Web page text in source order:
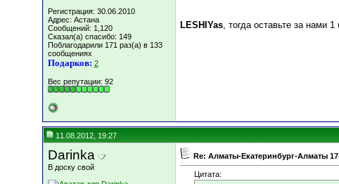
Регистрация: 30.06.2010
Адрес: Астана
Сообщений: 1,120
Сказал(а) спасибо: 149
Поблагодарили 171 раз(а) в 133
сообщениях
Подарков: 2
Вес репутации: 92
LESHIYas, тогда оставьте за нами 1
11.08.2012, 19:27
Darinka
В доску свой
Re: Алматы-Екатеринбург-Алматы
Цитата: